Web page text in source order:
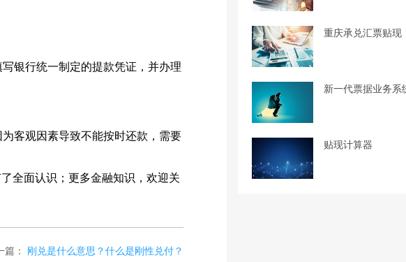
银行统一制定的提款凭证，并办理
客观因素导致不能按时还款，需要
全面认识；更多金融知识，欢迎关
篇： 刚兑是什么意思？什么是刚性兑付？
重庆承兑汇票贴现
新一代票据业务系
贴现计算器